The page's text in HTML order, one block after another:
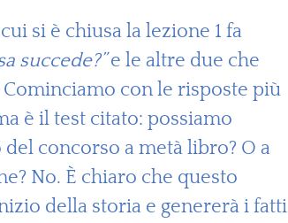
si è chiusa la lezione 1 fa
succede?”e le altre due che
Cominciamo con le risposte più
è il test citato: possiamo
del concorso a metà libro? O a
No. È chiaro che questo
della storia e genererà i fatti